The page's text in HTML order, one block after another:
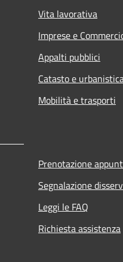
Vita lavorativa
Imprese e
Appalti pubblici
Catasto e
Mobilità e trasporti
Prenotazione
Segnalazione
Leggi le FAQ
Richiesta assistenza